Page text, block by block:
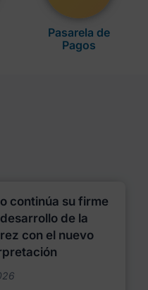
Pasarela de
Pagos
continúa su firme
de la
con el nuevo